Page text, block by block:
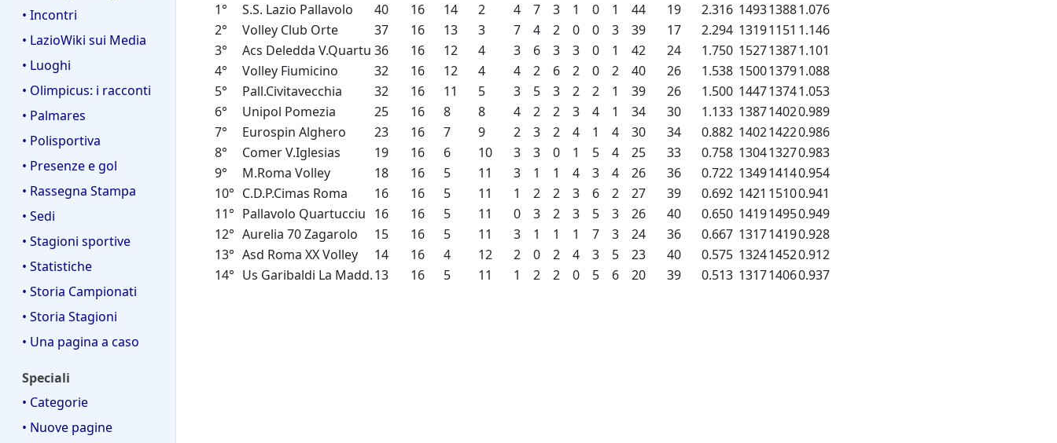
• Incontri
• LazioWiki sui Media
• Luoghi
• Olimpicus: i racconti
• Palmares
• Polisportiva
• Presenze e gol
• Rassegna Stampa
• Sedi
• Stagioni sportive
• Statistiche
• Storia Campionati
• Storia Stagioni
• Una pagina a caso
Speciali
• Categorie
• Nuove pagine
1°
S.S. Lazio Pallavolo 40 16 14 2 4 7 3 1 0 1 44 19 2.316 149313881.076
2°
Volley Club Orte 37 16 13 3 7 4 2 0 0 3 39 17 2.294 13191151 1.146
3°
Acs Deledda V.Quartu 36 16 12 4 3 6 3 3 0 1 42 24 1.750 152713871.101
4°
Volley Fiumicino 32 16 12 4 4 2 6 2 0 2 40 26 1.538 150013791.088
5°
Pall.Civitavecchia 32 16 11 5 3 5 3 2 2 1 39 26 1.500 144713741.053
6°
Unipol Pomezia 25 16 8 8 4 2 2 3 4 1 34 30 1.133 138714020.989
7°
Eurospin Alghero 23 16 7 9 2 3 2 4 1 4 30 34 0.882 140214220.986
8°
Comer V.Iglesias 19 16 6 10 3 3 0 1 5 4 25 33 0.758 130413270.983
9°
M.Roma Volley 18 16 5 11 3 1 1 4 3 4 26 36 0.722 134914140.954
10° C.D.P.Cimas Roma 16 16 5 11 1 2 2 3 6 2 27 39 0.692 1421 15100.941
11° Pallavolo Quartucciu 16 16 5 11 0 3 2 3 5 3 26 40 0.650 141914950.949
12° Aurelia 70 Zagarolo 15 16 5 11 3 1 1 1 7 3 24 36 0.667 131714190.928
13° Asd Roma XX Volley 14 16 4 12 2 0 2 4 3 5 23 40 0.575 132414520.912
14° Us Garibaldi La Madd.13 16 5 11 1 2 2 0 5 6 20 39 0.513 131714060.937